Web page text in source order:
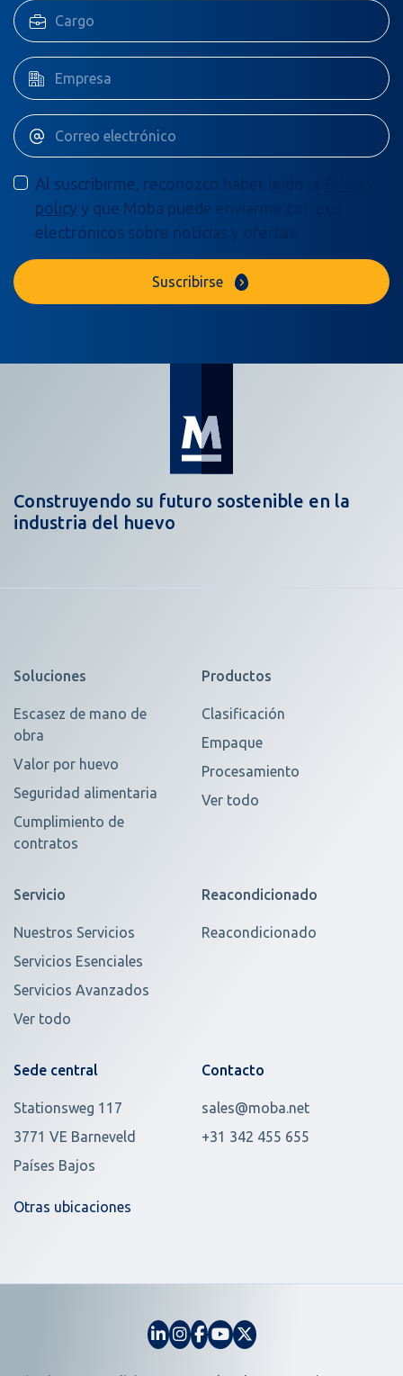
Al suscribirme, reconozco haber leído la
policy y que Moba puede enviarme correos
electrónicos sobre noticias y ofertas.
Suscribirse
Construyendo su futuro sostenible en la
industria del huevo
Soluciones
Escasez de mano de
obra
Valor por huevo
Seguridad alimentaria
Cumplimiento de
contratos
Productos
Clasificación
Empaque
Procesamiento
Ver todo
Servicio
Nuestros Servicios
Servicios Esenciales
Servicios Avanzados
Ver todo
Reacondicionado
Reacondicionado
Sede central
Stationsweg 117
3771 VE Barneveld
Países Bajos
Otras ubicaciones
Contacto
sales@moba.net
+31 342 455 655